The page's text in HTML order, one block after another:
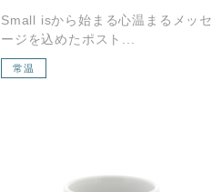
Small isから始まる心温まるメッセ
ージを込めたポスト...
常温